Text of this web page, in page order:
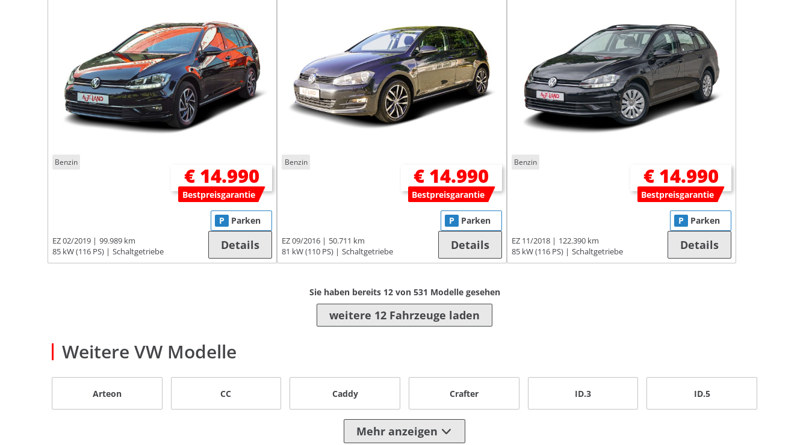
Benzin
€ 14.990
Bestpreisgarantie
EZ 02/2019
99.989 km
85 kW (116 PS)
Schaltgetriebe
P Parken
Details
Benzin
€ 14.990
Bestpreisgarantie
EZ 09/2016
50.711 km
81 kW (110 PS)
Schaltgetriebe
P Parken
Details
Benzin
€ 14.990
Bestpreisgarantie
EZ 11/2018
122.390 km
85 kW (116 PS)
Schaltgetriebe
P Parken
Details
Sie haben bereits 12von 531 Modelle gesehen
weitere 12 Fahrzeuge laden
Weitere VW Modelle
Arteon CC Caddy Crafter ID.3 ID.5
Mehr anzeigen